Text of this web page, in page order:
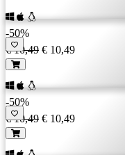
FI
FR
HR
IT
KO
NL
NO
-50%
€ 10,49 € 10,49
-50%
€ 10,49 € 10,49